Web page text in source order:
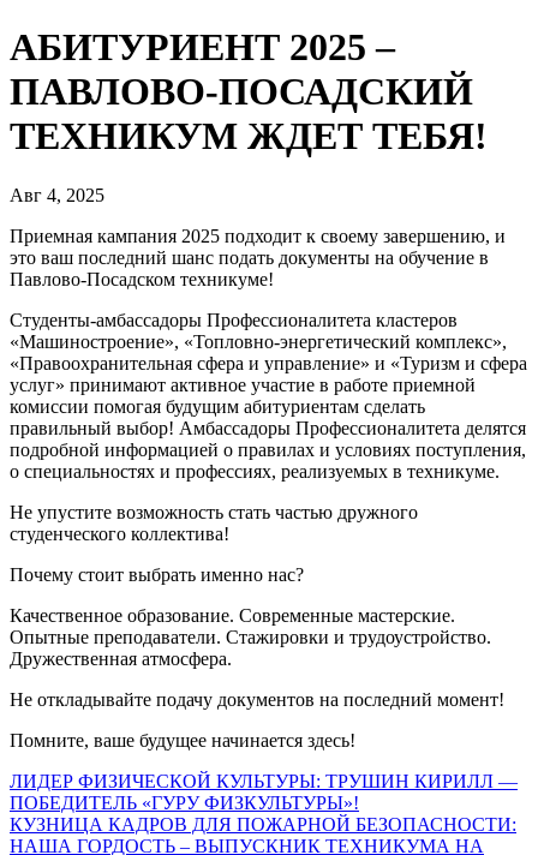
АБИТУРИЕНТ 2025 –
ПАВЛОВО-ПОСАДСКИЙ
ТЕХНИКУМ ЖДЕТ ТЕБЯ!
Авг 4, 2025
Приемная кампания 2025 подходит к своему завершению, и
это ваш последний шанс подать документы на обучение в
Павлово-Посадском техникуме!
Студенты-амбассадоры Профессионалитета кластеров
«Машиностроение», «Топловно-энергетический комплекс»,
«Правоохранительная сфера и управление» и «Туризм и сфера
услуг» принимают активное участие в работе приемной
комиссии помогая будущим абитуриентам сделать
правильный выбор! Амбассадоры Профессионалитета делятся
подробной информацией о правилах и условиях поступления,
о специальностях и профессиях, реализуемых в техникуме.
Не упустите возможность стать частью дружного
студенческого коллектива!
Почему стоит выбрать именно нас?
Качественное образование. Современные мастерские.
Опытные преподаватели. Стажировки и трудоустройство.
Дружественная атмосфера.
Не откладывайте подачу документов на последний момент!
Помните, ваше будущее начинается здесь!
Навигация
по
ЛИДЕР ФИЗИЧЕСКОЙ КУЛЬТУРЫ: ТРУШИН КИРИЛЛ —
ПОБЕДИТЕЛЬ «ГУРУ ФИЗКУЛЬТУРЫ»!
КУЗНИЦА КАДРОВ ДЛЯ ПОЖАРНОЙ БЕЗОПАСНОСТИ:
НАША ГОРДОСТЬ – ВЫПУСКНИК ТЕХНИКУМА НА